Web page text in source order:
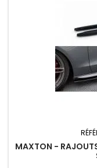
MAXTON -